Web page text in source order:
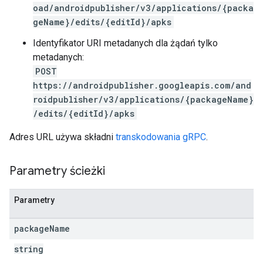
oad/androidpublisher/v3/applications/{packa
geName}/edits/{editId}/apks
Identyfikator URI metadanych dla żądań tylko
metadanych:
POST
https://androidpublisher.googleapis.com/and
roidpublisher/v3/applications/{packageName}
/edits/{editId}/apks
Adres URL używa składni transkodowania gRPC.
Parametry ścieżki
Parametry
packageName
string